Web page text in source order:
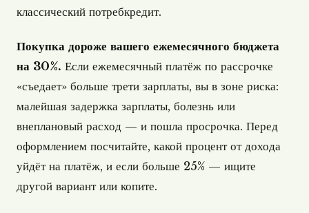
классический потребкредит.
Покупка дороже вашего ежемесячного бюджета
на 30%. Если ежемесячный платёж по рассрочке
«съедает» больше трети зарплаты, вы в зоне риска:
малейшая задержка зарплаты, болезнь или
внеплановый расход — и пошла просрочка. Перед
оформлением посчитайте, какой процент от дохода
уйдёт на платёж, и если больше 25% — ищите
другой вариант или копите.